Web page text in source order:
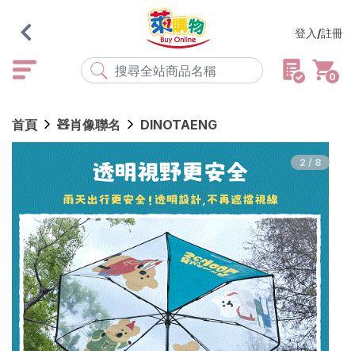
登入/註冊
0
熱門搜尋
店取 常溫 宅配 米大師 黑丸
海瑞、蔥阿伯
紅豆食府
元榆 傘 風扇 柑心良品 樂廚
劉霸
地墊
箱購 雨衣 颱風
最近搜尋
清除所有記錄
首頁 🧸肖像聯名 DINOTAENG
2/8